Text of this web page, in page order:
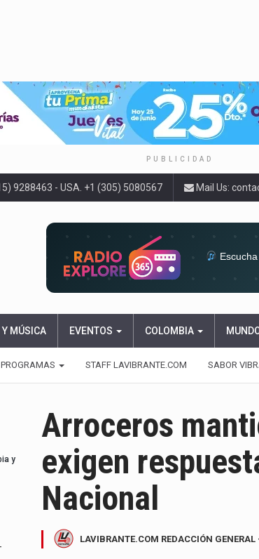
PUBLICIDAD
9288463 - USA. +1 (305) 5080567 Mail Us:
MÚSICA EVENTOS COLOMBIA
PROGRAMAS STAFF LAVIBRANTE.COM SABOR
Arroceros
exigen
Nacional
LAVIBRANTE.COM REDACCIÓN GENERAL
y